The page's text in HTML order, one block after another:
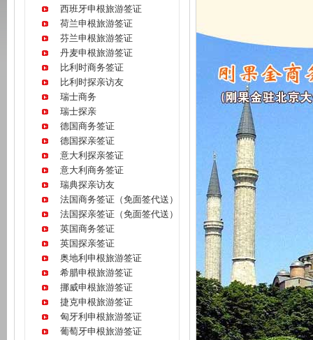
西班牙申根旅游签证
荷兰申根旅游签证
芬兰申根旅游签证
丹麦申根旅游签证
比利时商务签证
比利时探亲访友
瑞士商务
瑞士探亲
德国商务签证
德国探亲签证
意大利探亲签证
意大利商务签证
瑞典探亲访友
法国商务签证（免面签代送）
法国探亲签证（免面签代送）
英国商务签证
英国探亲签证
奥地利申根旅游签证
希腊申根旅游签证
挪威申根旅游签证
捷克申根旅游签证
匈牙利申根旅游签证
葡萄牙申根旅游签证